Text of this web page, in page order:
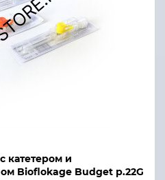
катетером и
Bioflokage Budget р.22G